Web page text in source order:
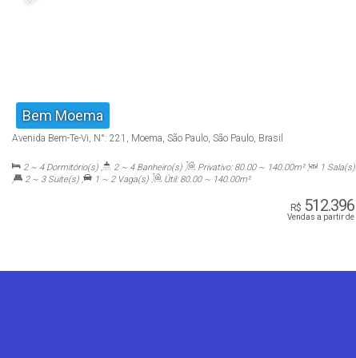
Bem Moema
Avenida Bem-Te-Vi, N°: 221 , Moema, São Paulo, São Paulo, Brasil
2 ~ 4 Dormitório(s) , 2 ~ 4 Banheiro(s) , Privativo: 80.00~ 140.00m² , 1 Sala(s)
,
2 ~ 3 Suíte(s) , 1 ~ 2 Vaga(s) , Útil: 80.00~ 140.00m²
R$ 512.396
Vendas a partir de